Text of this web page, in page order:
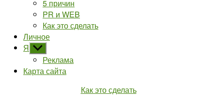
5 причин
PR и WEB
Как это сделать
Личное
Я Показывать
подменю
Реклама
Карта сайта
Рубрики
Как это сделать